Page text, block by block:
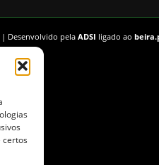
certos
| Desenvolvido pela ADSI ligado ao